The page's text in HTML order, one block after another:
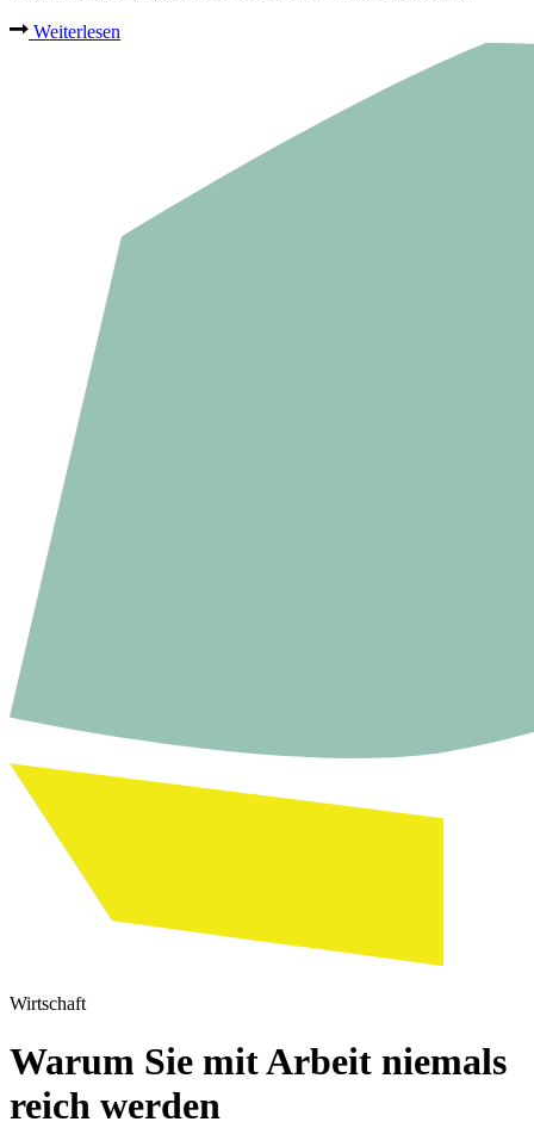
Weiterlesen
Wirtschaft
Warum Sie mit Arbeit niemals
reich werden